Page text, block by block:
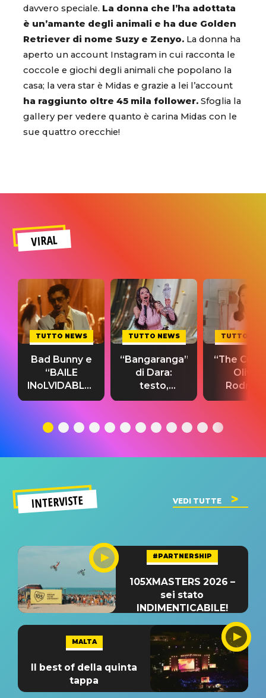
davvero speciale. La donna che l’ha adottata
è un’amante degli animali e ha due Golden
Retriever di nome Suzy e Zenyo. La donna ha
aperto un account Instagram in cui racconta le
coccole e giochi degli animali che popolano la
casa; la vera star è Midas e grazie a lei l’account
ha raggiunto oltre 45 mila follower. Sfoglia la
gallery per vedere quanto è carina Midas con le
sue quattro orecchie!
VIRAL
TUTTO NEWS
Bad Bunny e
“BAILE
INoLVIDABLE”:
testo,
significato
TUTTO NEWS
“Bangaranga”
di Dara:
testo,
traduzione e
del singolo
TUTTO
“The
Olivia
testo,
INTERVISTE VEDI TUTTE
#PARTNERSHIP
105XMASTERS 2026 –
sei stato
INDIMENTICABILE!
MALTA
Il best of della quinta
tappa